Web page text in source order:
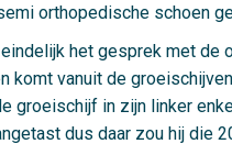
orthopedische schoen
eindelijk het gesprek met
komt vanuit de
groeischijf in zijn linker
dus daar zou hij die